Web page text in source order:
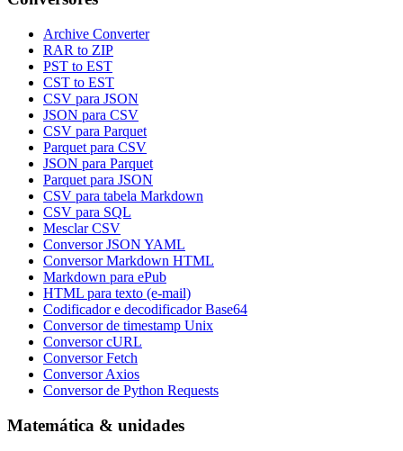
Archive Converter
RAR to ZIP
PST to EST
CST to EST
CSV para JSON
JSON para CSV
CSV para Parquet
Parquet para CSV
JSON para Parquet
Parquet para JSON
CSV para tabela Markdown
CSV para SQL
Mesclar CSV
Conversor JSON YAML
Conversor Markdown HTML
Markdown para ePub
HTML para texto (e-mail)
Codificador e decodificador Base64
Conversor de timestamp Unix
Conversor cURL
Conversor Fetch
Conversor Axios
Conversor de Python Requests
Matemática & unidades